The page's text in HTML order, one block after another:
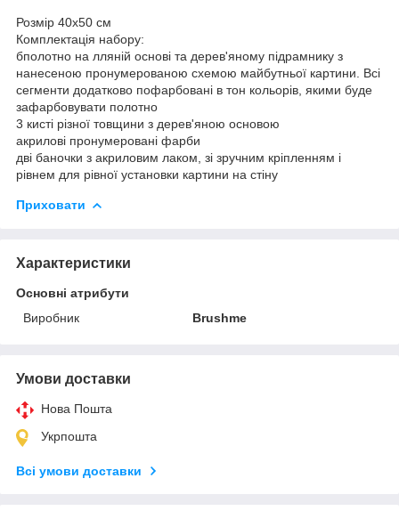
Розмір 40x50 см
Комплектація набору:
бполотно на лляній основі та дерев'яному підрамнику з
нанесеною пронумерованою схемою майбутньої картини. Всі
сегменти додатково пофарбовані в тон кольорів, якими буде
зафарбовувати полотно
3 кисті різної товщини з дерев'яною основою
акрилові пронумеровані фарби
дві баночки з акриловим лаком, зі зручним кріпленням і
рівнем для рівної установки картини на стіну
Приховати
Характеристики
Основні атрибути
Виробник
Brushme
Умови доставки
Нова Пошта
Укрпошта
Всі умови доставки